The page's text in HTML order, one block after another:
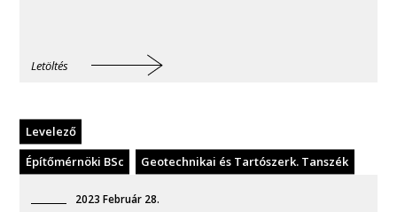
Letöltés
Építőmérnöki BSc Geotechnikai és Tartószerk. Tanszék
Levelező
2023 Február 28.